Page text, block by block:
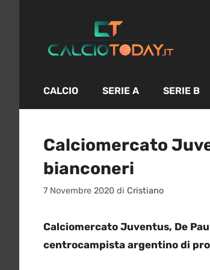
contenuto
CALCIO SERIE A SERIE B
Calciomercato
bianconeri
7 Novembre 2020 di Cristiano
Calciomercato Juventus, De
centrocampista argentino di